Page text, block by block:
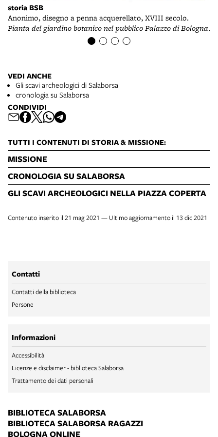
storia BSB
Anonimo, disegno a penna acquerellato, XVIII secolo.
Pianta del giardino botanico nel pubblico Palazzo di Bologna.
VEDI ANCHE
Gli scavi archeologici di Salaborsa
cronologia su Salaborsa
CONDIVIDI
TUTTI I CONTENUTI DI STORIA & MISSIONE:
MISSIONE
CRONOLOGIA SU SALABORSA
GLI SCAVI ARCHEOLOGICI NELLA PIAZZA COPERTA
Contenuto inserito il 21 mag 2021 — Ultimo aggiornamento il 13 dic 2021
Contatti
Contatti della biblioteca
Persone
Informazioni
Accessibilità
Licenze e disclaimer - biblioteca Salaborsa
Trattamento dei dati personali
BIBLIOTECA SALABORSA
BIBLIOTECA SALABORSA RAGAZZI
BOLOGNA ONLINE